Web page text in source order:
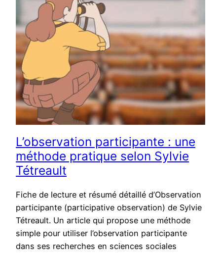
L’observation participante : une
méthode pratique selon Sylvie
Tétreault
Fiche de lecture et résumé détaillé d’Observation
participante (participative observation) de Sylvie
Tétreault. Un article qui propose une méthode
simple pour utiliser l’observation participante
dans ses recherches en sciences sociales